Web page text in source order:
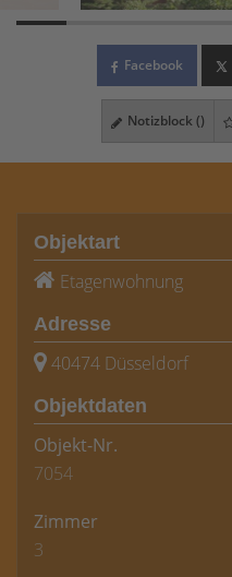
Facebook
Notizblock ()
Objektart
Etagenwohnung
Adresse
40474 Düsseldorf
Objektdaten
Objekt-Nr.
7054
Zimmer
3